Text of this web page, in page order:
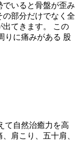
いると骨盤が歪み
部分だけでなく全
てきます。 この
りに痛みがある 股
て自然治癒力を高
肩こり、五十肩、